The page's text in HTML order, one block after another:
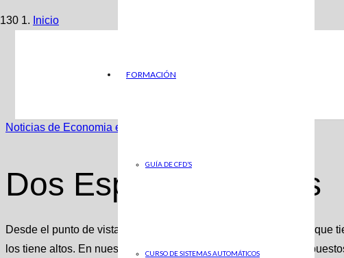
FORMACIÓN
GUÍA DE CFD’S
CURSO DE SISTEMAS AUTOMÁTICOS
Inicio
Noticias de Economia en ABC
Dos Españas fiscales
Desde el punto de vista tributario también hay dos Españas. La que
los tiene altos. En nuestro país no se puede hablar de bajos